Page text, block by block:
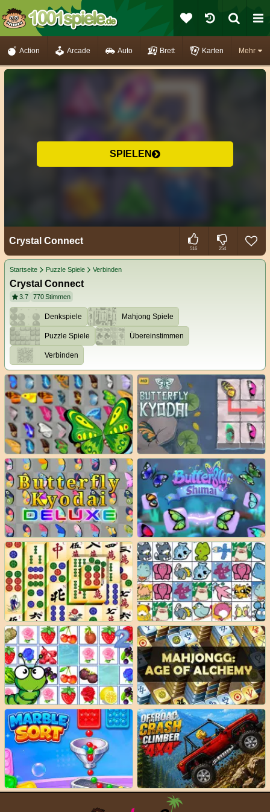
Mehr
Action Arcade Auto Brett Karten
SPIELEN
Crystal Connect
516 254
Startseite Puzzle Spiele Verbinden
Crystal Connect
3.7 770Stimmen
Denkspiele Mahjong Spiele
Puzzle Spiele Übereinstimmen
Verbinden